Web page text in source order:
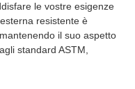
le vostre esigenze
resistente è
il suo aspetto
standard ASTM,